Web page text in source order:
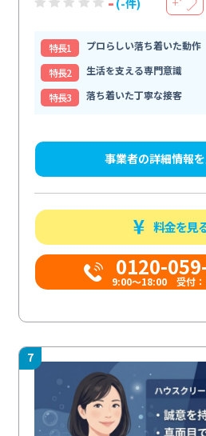
(-件)
特⻑1
プロらしい落ち着いた動作
特⻑2
生活を支える専門意識
特⻑3
落ち着いた丁寧な接客
事業者の詳細情報
料金を見
0120-
9:00〜18:00 受付
7